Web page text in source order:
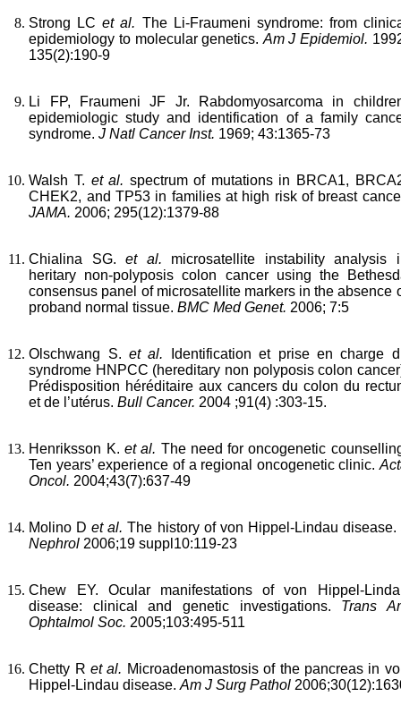
Strong LCet al. The Li-Fraumeni syndrome: from
epidemiology to molecular genetics. Am J Epidemiol.
135(2):190-9
Li FP, Fraumeni JF Jr.
Rabdomyosarcoma in
epidemiologic study and identification of a family
syndrome.J Natl Cancer Inst. 1969; 43:1365-73
Walsh T. et al. spectrum of mutations in BRCA1,
CHEK2, and TP53 in families at high risk of breast
JAMA. 2006; 295(12):1379-88
Chialina SG.et al. microsatellite instability analysis
heritary non-polyposis colon cancer using the
consensus panel of microsatellite markers in the absence
proband normal tissue.BMC Med Genet. 2006; 7:5
Olschwang S.et al.
Identification et prise en charge
syndrome HNPCC (hereditary non polyposis colon
Prédisposition héréditaire aux cancers du colon du
et de l’utérus.Bull Cancer. 2004 ;91(4) :303-15.
Henriksson K. et al. The need for oncogenetic
Ten years’ experience of a regional oncogenetic clinic.
Oncol. 2004;43(7):637-49
Molino Det al.The history of von Hippel-Lindau disease.
Nephrol 2006;19 suppl10:119-23
Chew EY. Ocular manifestations of von Hippel-
disease: clinical and genetic investigations. Trans
Ophtalmol Soc. 2005;103:495-511
Chetty Ret al. Microadenomastosis of the pancreas in
Hippel-Lindau disease.Am J Surg Pathol